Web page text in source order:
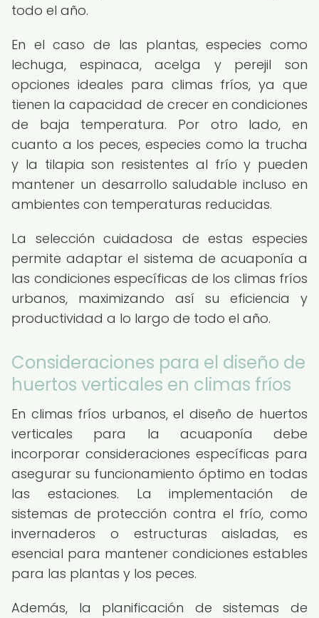
todo el año.
En el caso de las plantas, especies como
lechuga, espinaca, acelga y perejil son
opciones ideales para climas fríos, ya que
tienen la capacidad de crecer en condiciones
de baja temperatura. Por otro lado, en
cuanto a los peces, especies como la trucha
y la tilapia son resistentes al frío y pueden
mantener un desarrollo saludable incluso en
ambientes con temperaturas reducidas.
La selección cuidadosa de estas especies
permite adaptar el sistema de acuaponía a
las condiciones específicas de los climas fríos
urbanos, maximizando así su eficiencia y
productividad a lo largo de todo el año.
Consideraciones para el diseño de
huertos verticales en climas fríos
En climas fríos urbanos, el diseño de huertos
verticales para la acuaponía debe
incorporar consideraciones específicas para
asegurar su funcionamiento óptimo en todas
las estaciones. La implementación de
sistemas de protección contra el frío, como
invernaderos o estructuras aisladas, es
esencial para mantener condiciones estables
para las plantas y los peces.
Además, la planificación de sistemas de